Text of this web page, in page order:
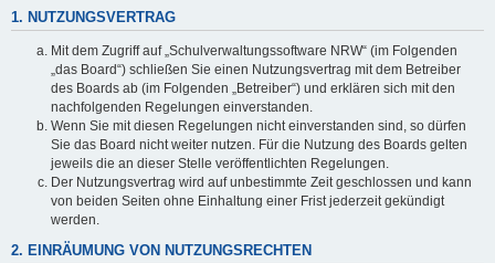
1. NUTZUNGSVERTRAG
Mit dem Zugriff auf „Schulverwaltungssoftware NRW“ (im Folgenden
„das Board“) schließen Sie einen Nutzungsvertrag mit dem Betreiber
des Boards ab (im Folgenden „Betreiber“) und erklären sich mit den
nachfolgenden Regelungen einverstanden.
Wenn Sie mit diesen Regelungen nicht einverstanden sind, so dürfen
Sie das Board nicht weiter nutzen. Für die Nutzung des Boards gelten
jeweils die an dieser Stelle veröffentlichten Regelungen.
Der Nutzungsvertrag wird auf unbestimmte Zeit geschlossen und kann
von beiden Seiten ohne Einhaltung einer Frist jederzeit gekündigt
werden.
2. EINRÄUMUNG VON NUTZUNGSRECHTEN